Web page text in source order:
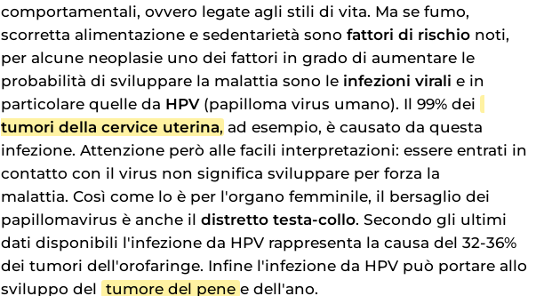
comportamentali, ovvero legate agli stili di vita. Ma se fumo,
scorretta alimentazione e sedentarietà sono fattori di rischio noti,
per alcune neoplasie uno dei fattori in grado di aumentare le
probabilità di sviluppare la malattia sono le infezioni virali e in
particolare quelle da HPV(papilloma virus umano). Il 99% dei
tumori della cervice uterina, ad esempio, è causato da questa
infezione. Attenzione però alle facili interpretazioni: essere entrati in
contatto con il virus non significa sviluppare per forza la
malattia. Così come lo è per l'organo femminile, il bersaglio dei
papillomavirus è anche il distretto testa-collo. Secondo gli ultimi
dati disponibili l'infezione da HPV rappresenta la causa del 32-36%
dei tumori dell'orofaringe. Infine l'infezione da HPV può portare allo
sviluppo del
tumore del pene e dell'ano.